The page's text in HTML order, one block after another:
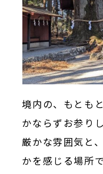
境内の、もとも
かならずお参り
厳かな雰囲気と
かを感じる場所で